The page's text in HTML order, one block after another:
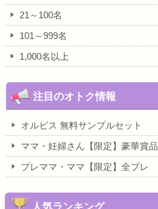
21～100名
101～999名
1,000名以上
注目のオトク情報
オルビス 無料サンプルセット
ママ・妊婦さん【限定】豪華賞品
プレママ・ママ【限定】全プレ
人気ランキング